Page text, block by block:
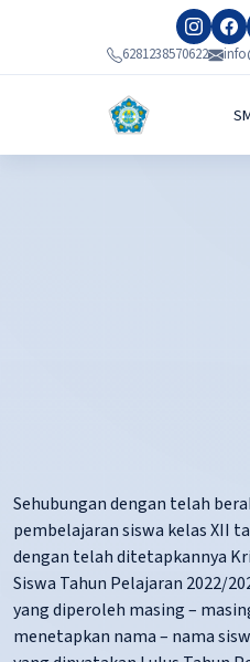
6281238570622
Sehubungan dengan telah
pembelajaran siswa kelas XII
dengan telah ditetapkannya
Siswa Tahun Pelajaran 2022/
yang diperoleh masing –
menetapkan nama – nama